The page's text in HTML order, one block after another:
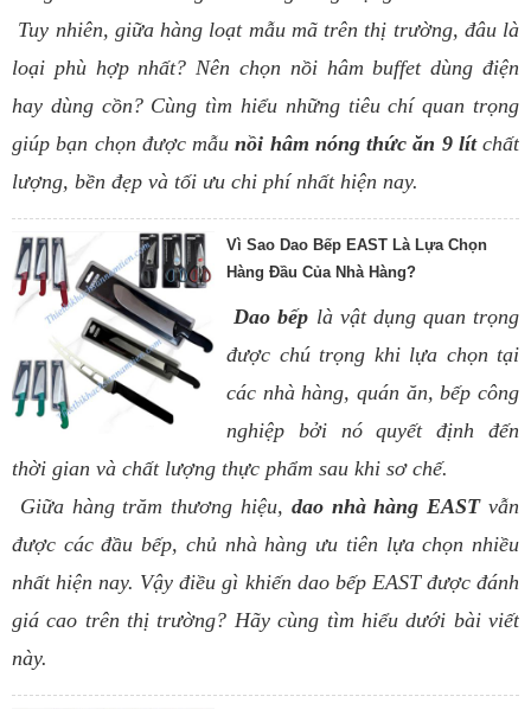
Tuy nhiên, giữa hàng loạt mẫu mã trên thị trường, đâu là
loại phù hợp nhất? Nên chọn nồi hâm buffet dùng điện
hay dùng cồn? Cùng tìm hiểu những tiêu chí quan trọng
giúp bạn chọn được mẫunồi hâm nóng thức ăn 9 lítchất
lượng, bền đẹp và tối ưu chi phí nhất hiện nay.
Vì Sao Dao Bếp EAST Là Lựa Chọn
Hàng Đầu Của Nhà Hàng?
Dao bếp là vật dụng quan trọng
được chú trọng khi lựa chọn tại
các nhà hàng, quán ăn, bếp công
nghiệp bởi nó quyết định đến
thời gian và chất lượng thực phẩm sau khi sơ chế.
Giữa hàng trăm thương hiệu, dao nhà hàng EASTvẫn
được các đầu bếp, chủ nhà hàng ưu tiên lựa chọn nhiều
nhất hiện nay. Vậy điều gì khiến dao bếp EAST được đánh
giá cao trên thị trường? Hãy cùng tìm hiểu dưới bài viết
này.